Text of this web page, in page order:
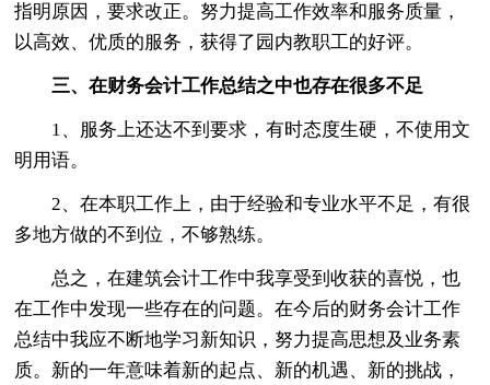
指明原因，要求改正。努力提高工作效率和服务质量，
以高效、优质的服务，获得了园内教职工的好评。
三、在财务会计工作总结之中也存在很多不足
1、服务上还达不到要求，有时态度生硬，不使用文
明用语。
2、在本职工作上，由于经验和专业水平不足，有很
多地方做的不到位，不够熟练。
总之，在建筑会计工作中我享受到收获的喜悦，也
在工作中发现一些存在的问题。在今后的财务会计工作
总结中我应不断地学习新知识，努力提高思想及业务素
质。新的一年意味着新的起点、新的机遇、新的挑战，